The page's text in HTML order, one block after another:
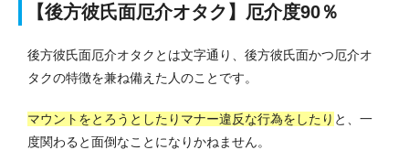
【後方彼氏面厄介オタク】厄介度90％
後方彼氏面厄介オタクとは文字通り、後方彼氏面かつ厄介オ
タクの特徴を兼ね備えた人のことです。
マウントをとろうとしたりマナー違反な行為をしたり と、一
度関わると面倒なことになりかねません。